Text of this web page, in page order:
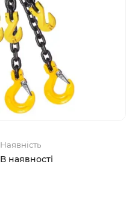
Наявність
В наявності